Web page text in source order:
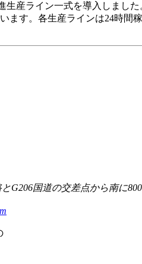
生産ライン一式を導入しまし
ます。各生産ラインは24時間
G206国道の交差点から南に